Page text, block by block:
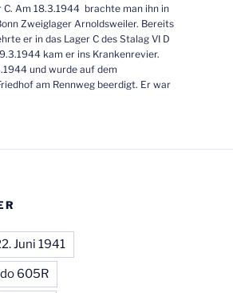
C. Am 18.3.1944 brachte man ihn in
Zweiglager Arnoldsweiler. Bereits
er in das Lager C des Stalag VI D
kam er ins Krankenrevier.
und wurde auf dem
am Rennweg beerdigt. Er war
Juni 1941
605R